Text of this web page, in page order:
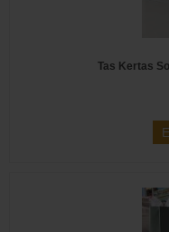
Tas Kertas